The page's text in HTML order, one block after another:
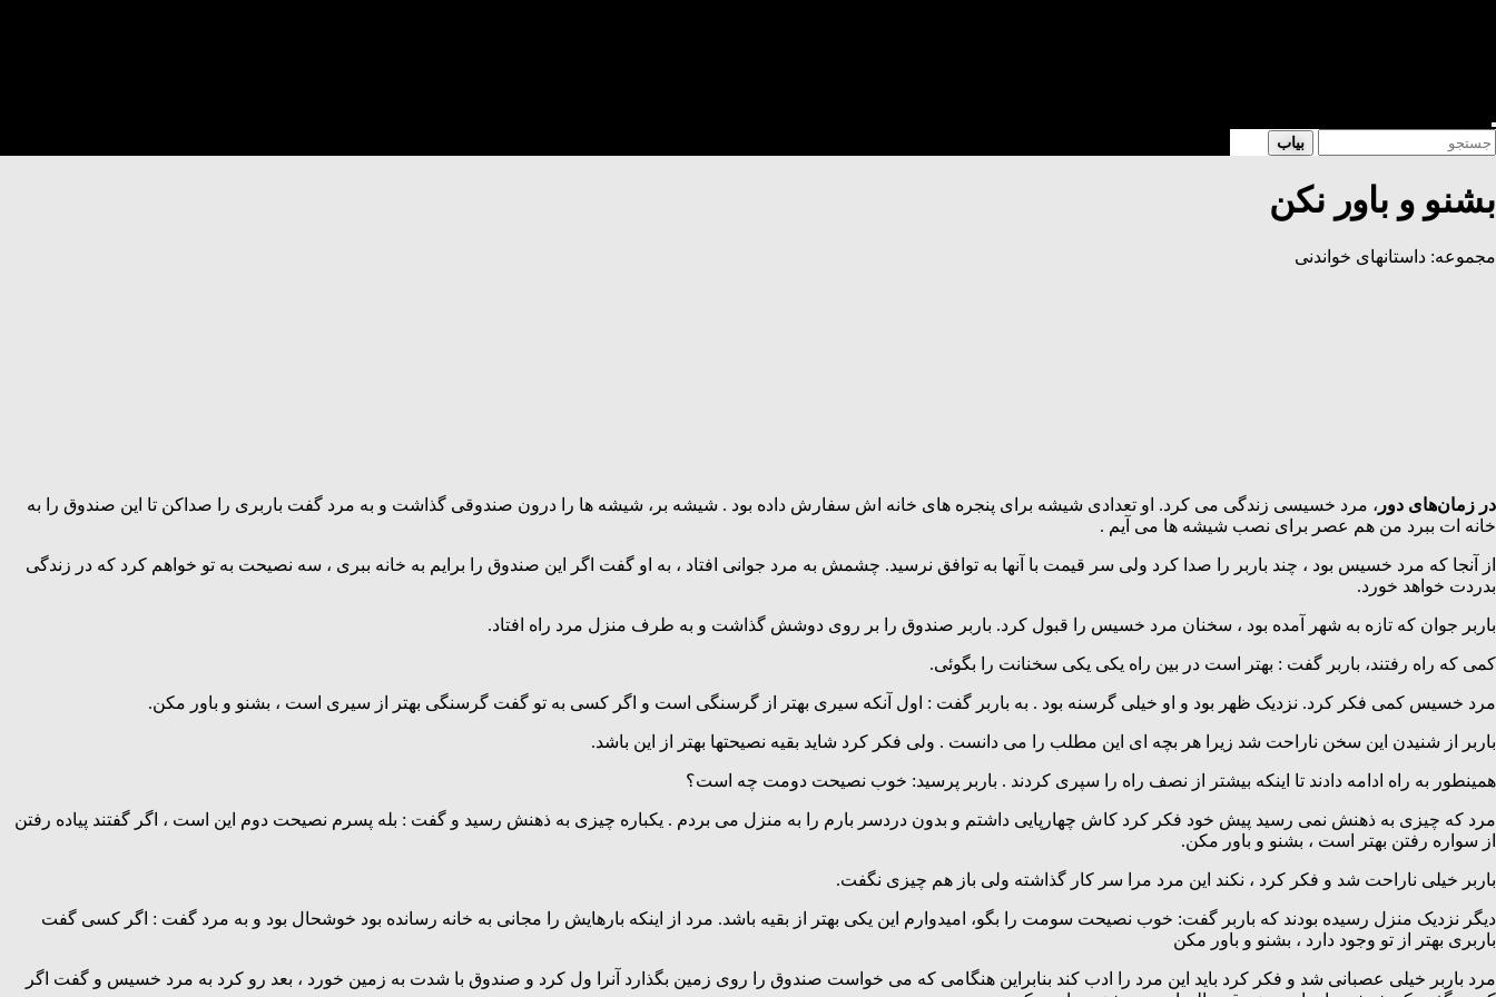
Enter
Keyword
Search
for:
بیاب
Search
بشنو و باور نکن
مجموعه: داستانهای خواندنی
در زمان‌های‌ دور ، مرد خسیسی زندگی می کرد. او تعدادی شیشه برای پنجره های خانه اش سفارش داده بود . شیشه بر، شیشه ها را درون صندوقی گذاشت و به مرد گفت باربری را صداکن تا این صندوق را به
خانه ات ببرد من هم عصر برای نصب شیشه ها می آیم .
از آنجا که مرد خسیس بود ، چند باربر را صدا کرد ولی سر قیمت با آنها به توافق نرسید. چشمش به مرد جوانی افتاد ، به او گفت اگر این صندوق را برایم به خانه ببری ، سه نصیحت به تو خواهم کرد که در زندگی
بدردت خواهد خورد.
باربر جوان که تازه به شهر آمده بود ، سخنان مرد خسیس را قبول کرد. باربر صندوق را بر روی دوشش گذاشت و به طرف منزل مرد راه افتاد.
کمی که راه رفتند، باربر گفت : بهتر است در بین راه یکی یکی سخنانت را بگوئی.
مرد خسیس کمی فکر کرد. نزدیک ظهر بود و او خیلی گرسنه بود . به باربر گفت : اول آنکه سیری بهتر از گرسنگی است و اگر کسی به تو گفت گرسنگی بهتر از سیری است ، بشنو و باور مکن.
باربر از شنیدن این سخن ناراحت شد زیرا هر بچه ای این مطلب را می دانست . ولی فکر کرد شاید بقیه نصیحتها بهتر از این باشد.
همینطور به راه ادامه دادند تا اینکه بیشتر از نصف راه را سپری کردند . باربر پرسید: خوب نصیحت دومت چه است؟
مرد که چیزی به ذهنش نمی رسید پیش خود فکر کرد کاش چهارپایی داشتم و بدون دردسر بارم را به منزل می بردم . یکباره چیزی به ذهنش رسید و گفت : بله پسرم نصیحت دوم این است ، اگر گفتند پیاده رفتن
از سواره رفتن بهتر است ، بشنو و باور مکن.
باربر خیلی ناراحت شد و فکر کرد ، نکند این مرد مرا سر کار گذاشته ولی باز هم چیزی نگفت.
دیگر نزدیک منزل رسیده بودند که باربر گفت: خوب نصیحت سومت را بگو، امیدوارم این یکی بهتر از بقیه باشد. مرد از اینکه بارهایش را مجانی به خانه رسانده بود خوشحال بود و به مرد گفت : اگر کسی گفت
باربری بهتر از تو وجود دارد ، بشنو و باور مکن
مرد باربر خیلی عصبانی شد و فکر کرد باید این مرد را ادب کند بنابراین هنگامی که می خواست صندوق را روی زمین بگذارد آنرا ول کرد و صندوق با شدت به زمین خورد ، بعد رو کرد به مرد خسیس و گفت اگر